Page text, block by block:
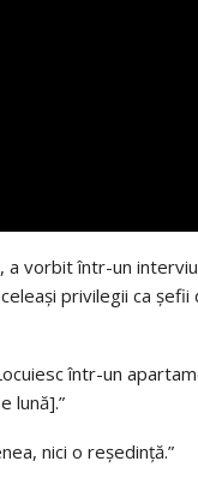
a vorbit într-un
privilegii ca
într-un
lună].”
nici o reședință.”